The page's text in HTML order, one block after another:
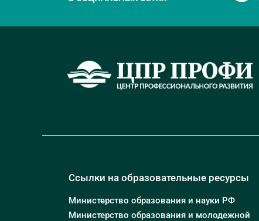
Ссылки на образовательные ресурсы
Министерство образования и науки РФ
Министерство образования и молодежной